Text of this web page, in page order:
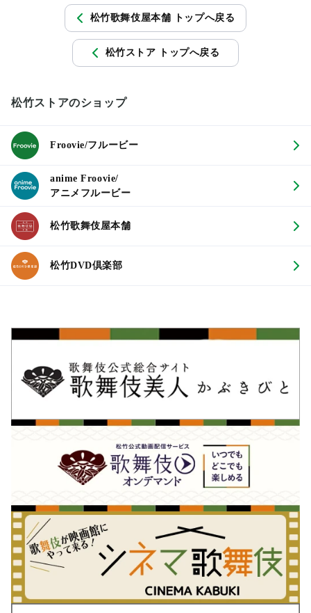
松竹歌舞伎屋本舗 トップへ戻る
松竹ストア トップへ戻る
松竹ストアのショップ
Froovie/フルービー
anime Froovie/
アニメフルービー
松竹歌舞伎屋本舗
松竹DVD倶楽部